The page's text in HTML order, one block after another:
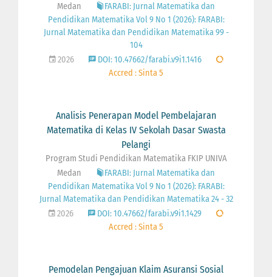
Medan
FARABI: Jurnal Matematika dan
Pendidikan Matematika Vol 9 No 1 (2026): FARABI:
Jurnal Matematika dan Pendidikan Matematika 99 -
104
2026
DOI: 10.47662/farabi.v9i1.1416
Accred : Sinta 5
Analisis Penerapan Model Pembelajaran
Matematika di Kelas IV Sekolah Dasar Swasta
Pelangi
Program Studi Pendidikan Matematika FKIP UNIVA
Medan
FARABI: Jurnal Matematika dan
Pendidikan Matematika Vol 9 No 1 (2026): FARABI:
Jurnal Matematika dan Pendidikan Matematika 24 - 32
2026
DOI: 10.47662/farabi.v9i1.1429
Accred : Sinta 5
Pemodelan Pengajuan Klaim Asuransi Sosial